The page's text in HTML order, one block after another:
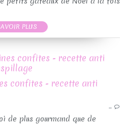
PLUS
confites - recette anti
…
de plus gourmand que de